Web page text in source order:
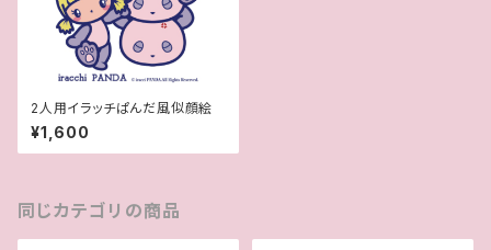
2人用イラッチぱんだ風似顔絵
¥1,600
同じカテゴリの商品